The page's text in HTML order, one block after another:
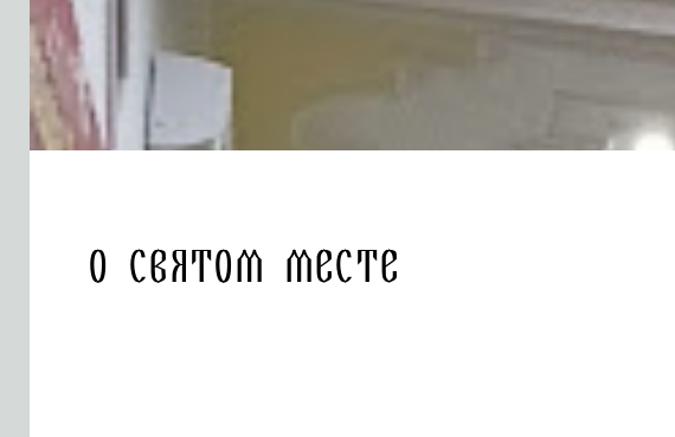
О святом месте